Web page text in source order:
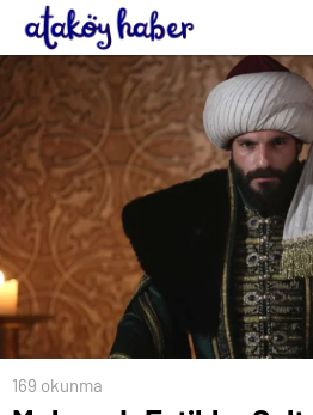
zaman yayınlanacak? Fetihler
bölüm neler oldu?
169 okunma